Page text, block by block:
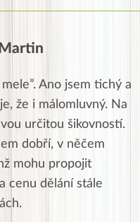
Ano jsem tichý a
že i málomluvný. Na
určitou šikovností.
dobří, v něčem
mohu propojit
cenu dělání stále